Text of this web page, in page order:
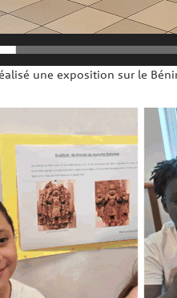
une exposition sur le